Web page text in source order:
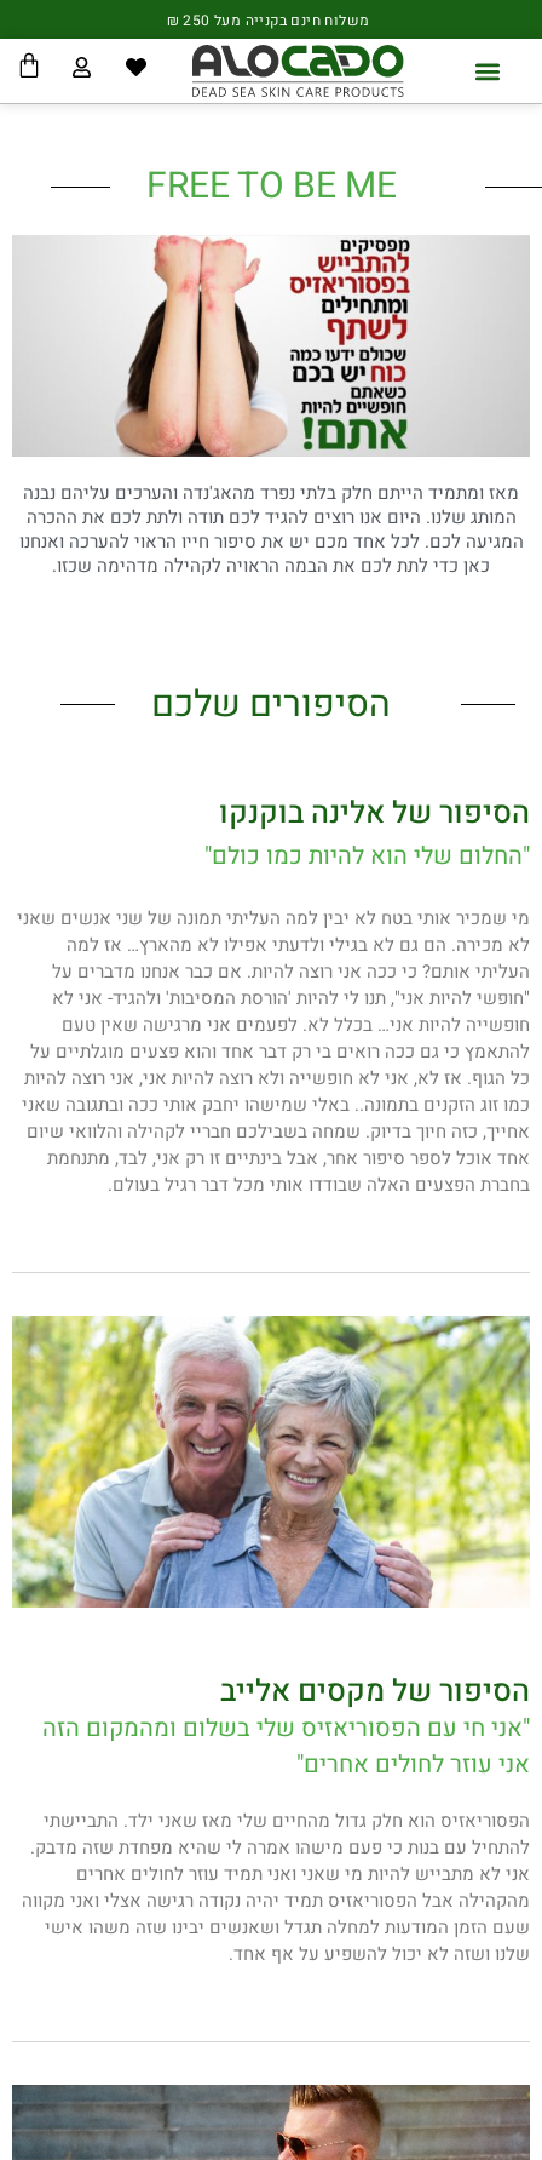
לתוכן
משלוח חינם בקנייה מעל 250 ₪
FREE TO BE ME
מאז ומתמיד הייתם חלק בלתי נפרד מהאג'נדה והערכים עליהם נבנה
המותג שלנו. היום אנו רוצים להגיד לכם תודה ולתת לכם את ההכרה
המגיעה לכם. לכל אחד מכם יש את סיפור חייו הראוי להערכה ואנחנו
כאן כדי לתת לכם את הבמה הראויה לקהילה מדהימה שכזו.
הסיפורים שלכם
הסיפור של אלינה בוקנקו
"החלום שלי הוא להיות כמו כולם"
מי שמכיר אותי בטח לא יבין למה העליתי תמונה של שני אנשים שאני
לא מכירה. הם גם לא בגילי ולדעתי אפילו לא מהארץ… אז למה
העליתי אותם? כי ככה אני רוצה להיות. אם כבר אנחנו מדברים על
"חופשי להיות אני", תנו לי להיות 'הורסת המסיבות' ולהגיד- אני לא
חופשייה להיות אני… בכלל לא. לפעמים אני מרגישה שאין טעם
להתאמץ כי גם ככה רואים בי רק דבר אחד והוא פצעים מוגלתיים על
כל הגוף. אז לא, אני לא חופשייה ולא רוצה להיות אני, אני רוצה להיות
כמו זוג הזקנים בתמונה.. באלי שמישהו יחבק אותי ככה ובתגובה שאני
אחייך, כזה חיוך בדיוק. שמחה בשבילכם חבריי לקהילה והלוואי שיום
אחד אוכל לספר סיפור אחר, אבל בינתיים זו רק אני, לבד, מתנחמת
בחברת הפצעים האלה שבודדו אותי מכל דבר רגיל בעולם.
הסיפור של מקסים אלייב
"אני חי עם הפסוריאזיס שלי בשלום ומהמקום הזה
אני עוזר לחולים אחרים"
הפסוריאזיס הוא חלק גדול מהחיים שלי מאז שאני ילד. התביישתי
להתחיל עם בנות כי פעם מישהו אמרה לי שהיא מפחדת שזה מדבק.
אני לא מתבייש להיות מי שאני ואני תמיד עוזר לחולים אחרים
מהקהילה אבל הפסוריאזיס תמיד יהיה נקודה רגישה אצלי ואני מקווה
שעם הזמן המודעות למחלה תגדל ושאנשים יבינו שזה משהו אישי
שלנו ושזה לא יכול להשפיע על אף אחד.